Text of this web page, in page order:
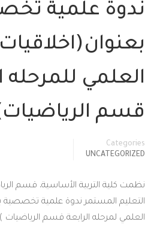
ندوة علمية
العلمي للمرحله
قسم
Categories
UNCATEGORIZED
نظمت كلية التربية الأساسية، قسم
التعليم المستمر ندوة علمية تخصصية
العلمي لمرحله الرابعة قسم